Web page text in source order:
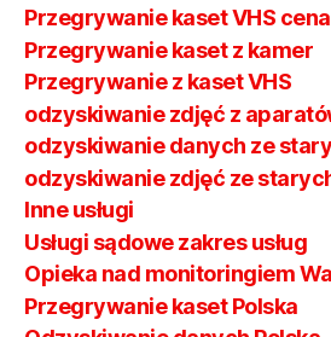
Przegrywanie kaset VHS cena
Przegrywanie kaset z kamer
Przegrywanie z kaset VHS
odzyskiwanie zdjęć z
odzyskiwanie danych ze
odzyskiwanie zdjęć ze
Inne usługi
Usługi sądowe zakres usług
Opieka nad monitoringiem
Przegrywanie kaset Polska